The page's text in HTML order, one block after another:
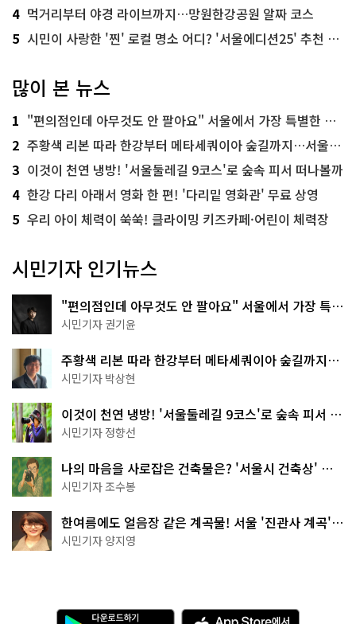
4 먹거리부터 야경 라이브까지…망원한강공원 알짜 코스
5 시민이 사랑한 '찐' 로컬 명소 어디? '서울에디션25' 추천 코스
많이 본 뉴스
1 "편의점인데 아무것도 안 팔아요" 서울에서 가장 특별한 편의점의 정체
2 주황색 리본 따라 한강부터 메타세쿼이아 숲길까지…서울둘레길 15코스
3 이것이 천연 냉방! '서울둘레길 9코스'로 숲속 피서 떠나볼까
4 한강 다리 아래서 영화 한 편! '다리밑 영화관' 무료 상영
5 우리 아이 체력이 쑥쑥! 클라이밍 키즈카페·어린이 체력장
시민기자 인기뉴스
"편의점인데 아무것도 안 팔아요" 서울에서 가장 특별
한 편의점의 정체
시민기자 권기윤
주황색 리본 따라 한강부터 메타세쿼이아 숲길까지…
서울둘레길 15코스
시민기자 박상현
이것이 천연 냉방! '서울둘레길 9코스'로 숲속 피서 떠
나볼까
시민기자 정향선
나의 마음을 사로잡은 건축물은? '서울시 건축상' 수
상작 공개!
시민기자 조수봉
한여름에도 얼음장 같은 계곡물! 서울 '진관사 계곡'이
천국이네~
시민기자 양지영
다 A